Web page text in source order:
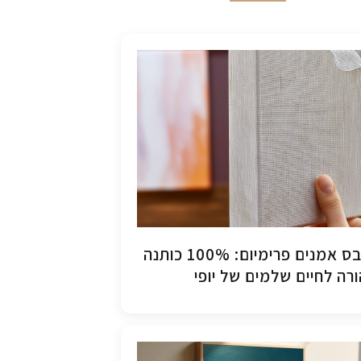
קנבס אמנים פרימיום: 100% כותנה
לחיים שלמים של יופי